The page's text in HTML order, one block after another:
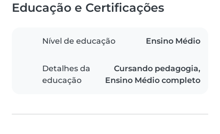
Educação e Certificações
Nível de educação Ensino Médio
Detalhes da
educação
Cursando pedagogia,
Ensino Médio completo